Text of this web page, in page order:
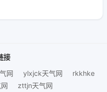
接
网 ylxjck天气网
rkkhke
zttjn天气网